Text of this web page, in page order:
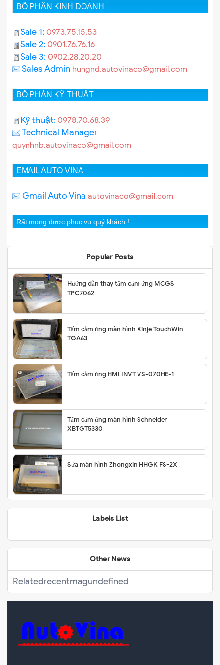
BỘ PHẬN KINH DOANH
Sale 1: 0973.75.15.53
Sale 2: 0901.76.76.16
Sale 3: 0902.28.20.20
Sales Admin hungnd.autovinaco@gmail.com
BỘ PHẬN KỸ THUẬT
Kỹ thuật: 0978.70.68.39
Technical Manager
quynhnb.autovinaco@gmail.com
EMAIL AUTO VINA
Gmail Auto Vina autovinaco@gmail.com
Rất mong được phục vụ quý khách !
Popular Posts
Hướng dẫn thay tấm cảm ứng MCGS
TPC7062
Tấm cảm ứng màn hình Xinje TouchWin
TGA63
Tấm cảm ứng HMI INVT VS-070HE-1
Tấm cảm ứng màn hình Schneider
XBTGT5330
Sửa màn hình Zhongxin HHGK FS-2X
Labels List
Other News
Relatedrecentmagundefined